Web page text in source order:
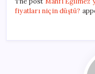
fiyatları niçin düştü?